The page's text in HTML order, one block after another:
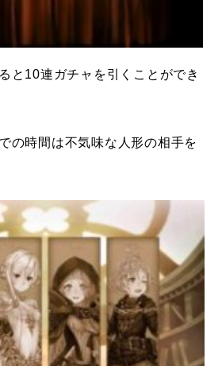
と10連ガチャを引くことができ
の時間は不気味な人形の相手を